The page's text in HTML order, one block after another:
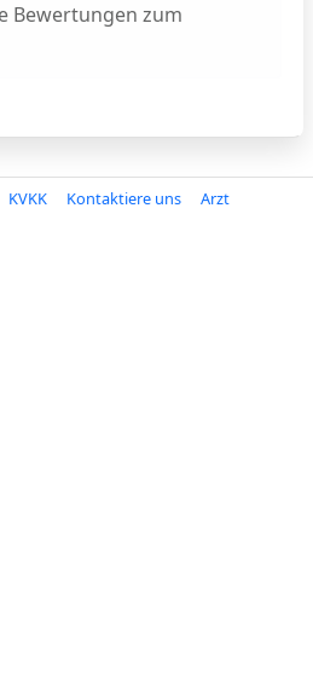
Bewertungen zum
KVKK Kontaktiere uns Arzt